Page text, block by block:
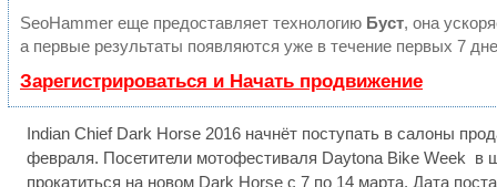
SeoHammer еще предоставляет технологию Буст, она
а первые результаты появляются уже в течение первых 7
Зарегистрироваться и Начать продвижение
Indian Chief Dark Horse 2016 начнёт поступать в салоны
февраля. Посетители мотофестиваля Daytona Bike Week в
прокатиться на новом Dark Horse с 7 по 14 марта. Дата